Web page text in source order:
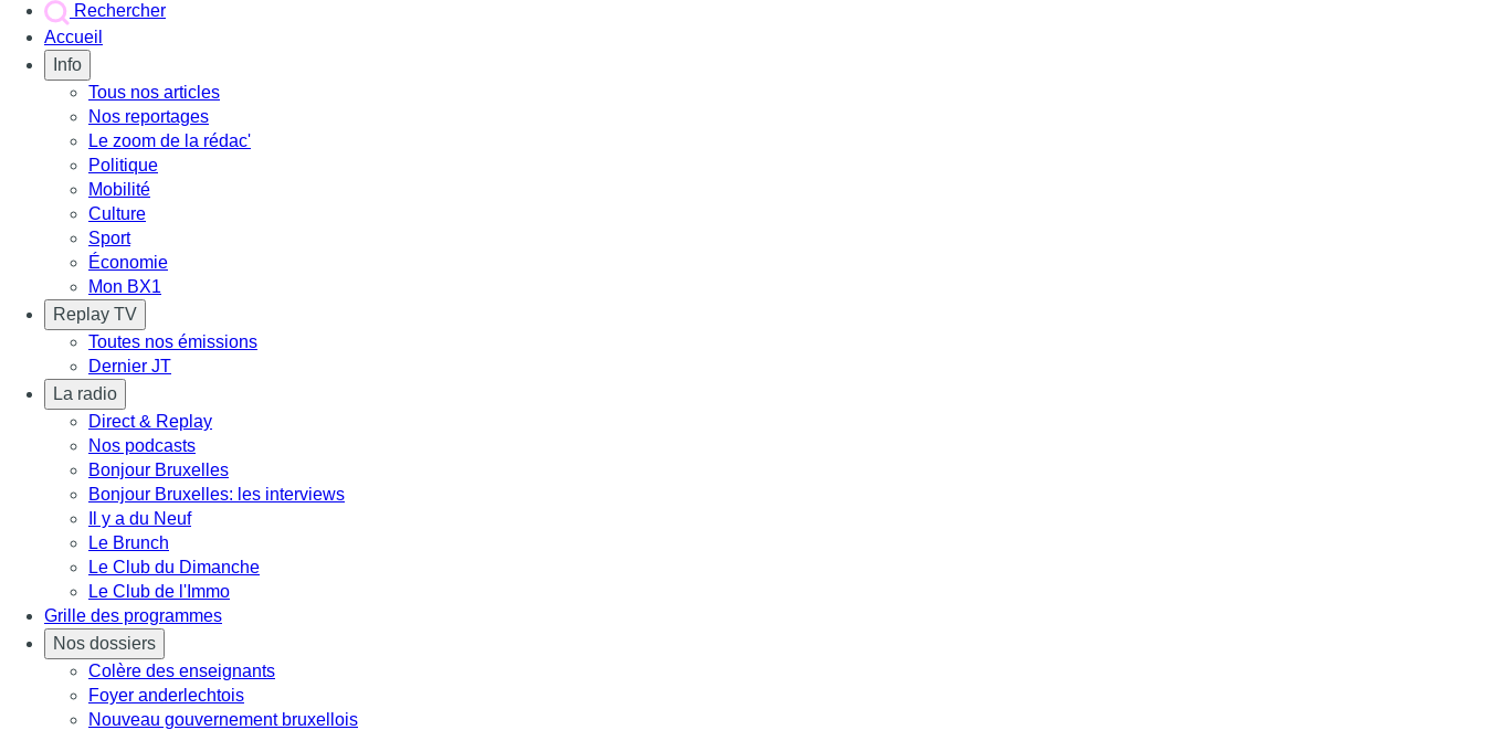
Rechercher
Accueil
Info
Tous nos articles
Nos reportages
Le zoom de la rédac'
Politique
Mobilité
Culture
Sport
Économie
Mon BX1
Replay TV
Toutes nos émissions
Dernier JT
La radio
Direct & Replay
Nos podcasts
Bonjour Bruxelles
Bonjour Bruxelles: les interviews
Il y a du Neuf
Le Brunch
Le Club du Dimanche
Le Club de l'Immo
Grille des programmes
Nos dossiers
Colère des enseignants
Foyer anderlechtois
Nouveau gouvernement bruxellois